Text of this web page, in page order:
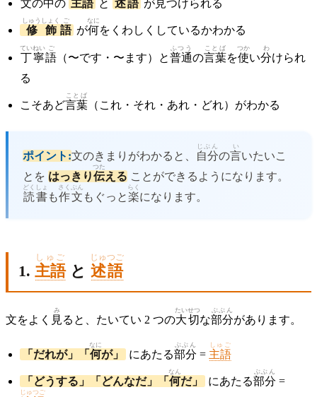
文の中の 主語 と 述語 が見つけられる
修飾
しゅうしょく
語
ご
が何
なに
をくわしくしているかわかる
丁寧
ていねい
語
ご
（〜です・〜ます）と普通
ふつう
の言葉
ことば
を使
つか
い分
わ
けられ
る
こそあど言葉
ことば
（これ・それ・あれ・どれ）がわかる
ポイント:文のきまりがわかると、 自分
じぶん
の言
い
いたいこ
とを はっきり伝
つた
える ことができるようになります。
読書
どくしょ
も作文
さくぶん
もぐっと楽
らく
になります。
1. 主語
しゅご
と 述語
じゅつご
文をよく 見
み
ると、たいてい 2 つの大切
たいせつ
な部分
ぶぶん
があります。
「だれが」「 何
なに
が」 にあたる部分
ぶぶん
= 主語
しゅご
「どうする」「どんなだ」「 何
なん
だ」 にあたる部分
ぶぶん
=
じゅつご